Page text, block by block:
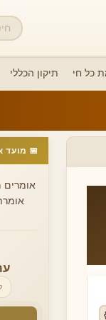
כל חי תיקון הכללי
📅 מועד